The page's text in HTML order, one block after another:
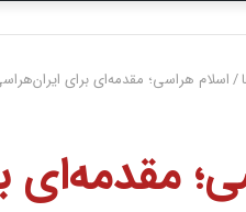
/اسلام هراسی؛ مقدمه‌ای برای
مقدمه‌ای